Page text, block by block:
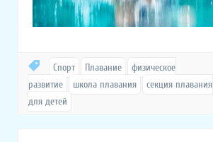
Спорт Плавание
физическое
развитие
школа плавания
секция плавания
для детей